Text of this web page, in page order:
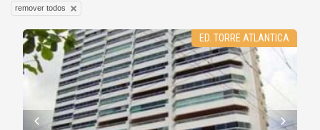
remover todos
ED. TORRE ATLANTICA